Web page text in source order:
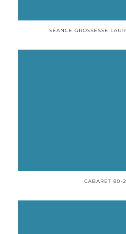
SÉANCE GROSSESSE
CABARET 80-